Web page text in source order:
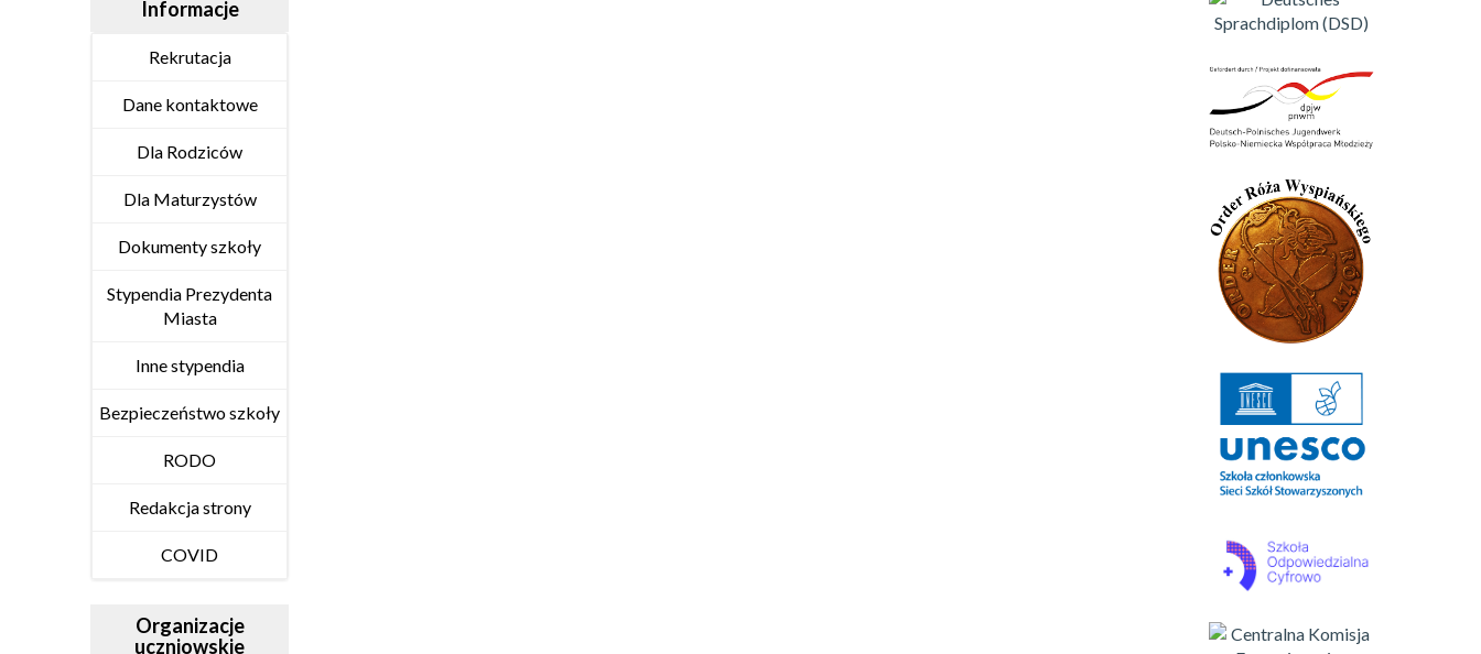
Informacje
Rekrutacja
Dane kontaktowe
Dla Rodziców
Dla Maturzystów
Dokumenty szkoły
Stypendia Prezydenta
Miasta
Inne stypendia
Bezpieczeństwo szkoły
RODO
Redakcja strony
COVID
Organizacje
uczniowskie